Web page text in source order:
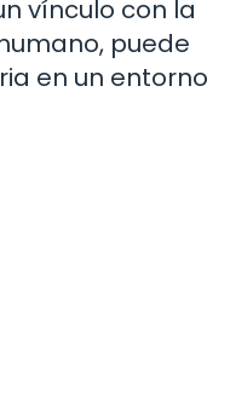
vínculo con la
puede
en un entorno